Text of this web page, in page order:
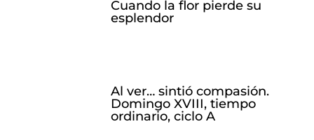
Cuando la flor pierde su
esplendor
Al ver… sintió compasión.
Domingo XVIII, tiempo
ordinario, ciclo A